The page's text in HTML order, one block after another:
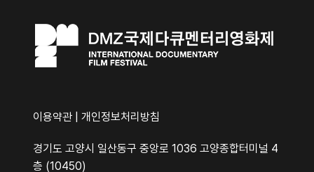
이용약관 개인정보처리방침
경기도 고양시 일산동구 중앙로 1036 고양종합터미널 4
층 (10450)